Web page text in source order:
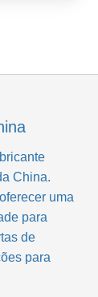
China.
uma
para
de
para